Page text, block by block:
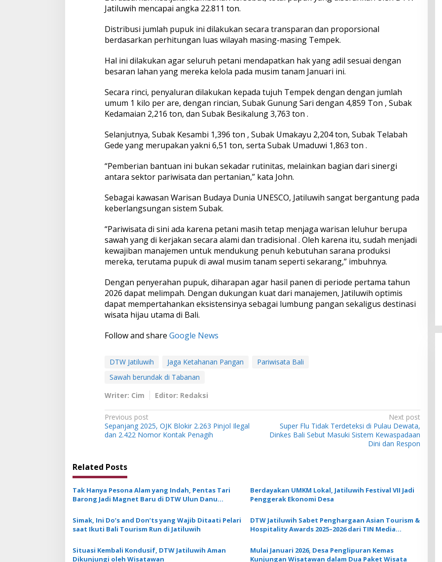
m
p
k
S
b
a
k
Jatiluwih mencapai angka 22.811 ton.
Distribusi jumlah pupuk ini dilakukan secara transparan dan proporsional
berdasarkan perhitungan luas wilayah masing-masing Tempek.
Hal ini dilakukan agar seluruh petani mendapatkan hak yang adil sesuai dengan
besaran lahan yang mereka kelola pada musim tanam Januari ini.
Secara rinci, penyaluran dilakukan kepada tujuh Tempek dengan dengan jumlah
umum 1 kilo per are, dengan rincian, Subak Gunung Sari dengan 4,859 Ton , Subak
Kedamaian 2,216 ton, dan Subak Besikalung 3,763 ton .
Selanjutnya, Subak Kesambi 1,396 ton , Subak Umakayu 2,204 ton, Subak Telabah
Gede yang merupakan yakni 6,51 ton, serta Subak Umaduwi 1,863 ton .
“Pemberian bantuan ini bukan sekadar rutinitas, melainkan bagian dari sinergi
antara sektor pariwisata dan pertanian,” kata John.
Sebagai kawasan Warisan Budaya Dunia UNESCO, Jatiluwih sangat bergantung pada
keberlangsungan sistem Subak.
“Pariwisata di sini ada karena petani masih tetap menjaga warisan leluhur berupa
sawah yang di kerjakan secara alami dan tradisional . Oleh karena itu, sudah menjadi
kewajiban manajemen untuk mendukung penuh kebutuhan sarana produksi
mereka, terutama pupuk di awal musim tanam seperti sekarang,” imbuhnya.
Dengan penyerahan pupuk, diharapan agar hasil panen di periode pertama tahun
2026 dapat melimpah. Dengan dukungan kuat dari manajemen, Jatiluwih optimis
dapat mempertahankan eksistensinya sebagai lumbung pangan sekaligus destinasi
wisata hijau utama di Bali.
Follow and share Google News
DTW Jatiluwih Jaga Ketahanan Pangan
Pariwisata Bali
Sawah berundak di Tabanan
Writer: Cim
Editor: Redaksi
P
o
t
n
a
v
i
g
a
t
Previous post
Sepanjang 2025, OJK Blokir 2.263 Pinjol Ilegal
dan 2.422 Nomor Kontak Penagih
Next post
Super Flu Tidak Terdeteksi di Pulau Dewata,
Dinkes Bali Sebut Masuki Sistem Kewaspadaan
Dini dan Respon
Related Posts
Tak Hanya Pesona Alam yang Indah, Pentas Tari
Barong Jadi Magnet Baru di DTW Ulun Danu
Berdayakan UMKM Lokal, Jatiluwih Festival VII Jadi
Penggerak Ekonomi Desa
Simak, Ini Do’s and Don’ts yang Wajib Ditaati Pelari
saat Ikuti Bali Tourism Run di Jatiluwih
DTW Jatiluwih Sabet Penghargaan Asian Tourism &
Hospitality Awards 2025–2026 dari TIN Media
Situasi Kembali Kondusif, DTW Jatiluwih Aman
Dikunjungi oleh Wisatawan
Mulai Januari 2026, Desa Penglipuran Kemas
Kunjungan Wisatawan dalam Dua Paket Wisata